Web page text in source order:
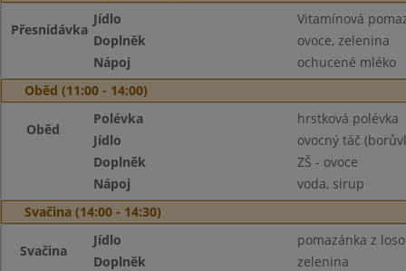
Přesnídávka
Jídlo
Vitamínová
Doplněk
ovoce, zelenina
Nápoj
ochucené mléko
Oběd (11:00 - 14:00)
Oběd
Polévka
hrstková polévka
Jídlo
ovocný táč
Doplněk
ZŠ - ovoce
Nápoj
voda, sirup
Svačina (14:00 - 14:30)
Svačina
Jídlo
pomazánka z
Doplněk
zelenina